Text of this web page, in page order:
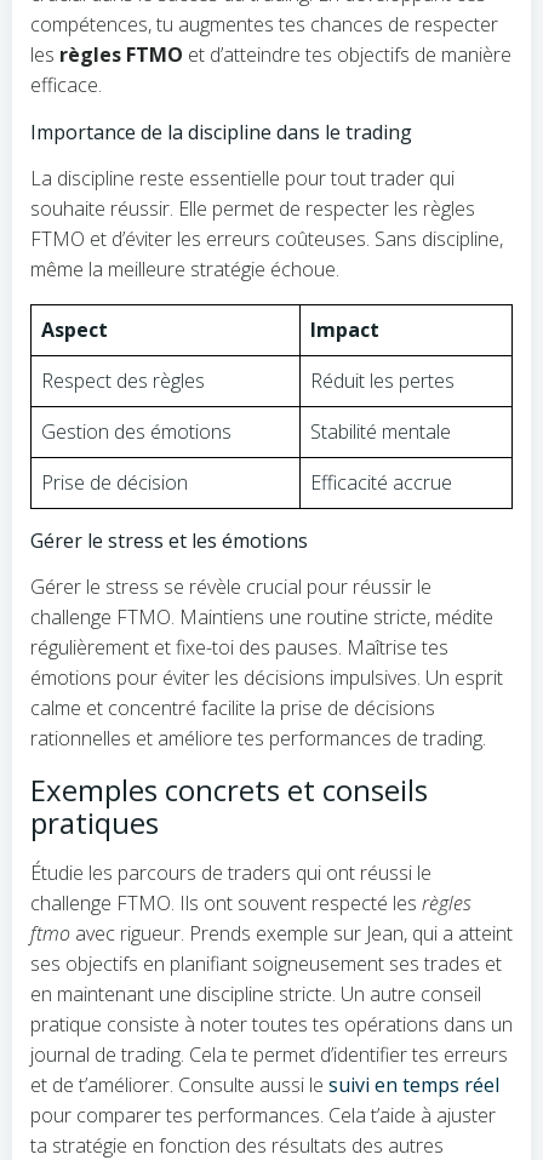
compétences, tu augmentes tes chances de respecter
les règles FTMO et d’atteindre tes objectifs de manière
efficace.
Importance de la discipline dans le trading
La discipline reste essentielle pour tout trader qui
souhaite réussir. Elle permet de respecter les règles
FTMO et d’éviter les erreurs coûteuses. Sans discipline,
même la meilleure stratégie échoue.
Aspect
Impact
Respect des règles
Réduit les pertes
Gestion des émotions
Stabilité mentale
Prise de décision
Efficacité accrue
Gérer le stress et les émotions
Gérer le stress se révèle crucial pour réussir le
challenge FTMO. Maintiens une routine stricte, médite
régulièrement et fixe-toi des pauses. Maîtrise tes
émotions pour éviter les décisions impulsives. Un esprit
calme et concentré facilite la prise de décisions
rationnelles et améliore tes performances de trading.
Exemples concrets et conseils
pratiques
Étudie les parcours de traders qui ont réussi le
challenge FTMO. Ils ont souvent respecté les règles
ftmo avec rigueur. Prends exemple sur Jean, qui a atteint
ses objectifs en planifiant soigneusement ses trades et
en maintenant une discipline stricte. Un autre conseil
pratique consiste à noter toutes tes opérations dans un
journal de trading. Cela te permet d’identifier tes erreurs
et de t’améliorer. Consulte aussi le suivi en temps réel
pour comparer tes performances. Cela t’aide à ajuster
ta stratégie en fonction des résultats des autres